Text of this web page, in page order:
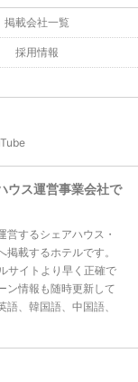
掲載会社一覧
採用情報
ウス運営事業会社で
するシェアハウス・
載するホテルです。
サイトより早く正確で
ン情報も随時更新して
、韓国語、中国語、